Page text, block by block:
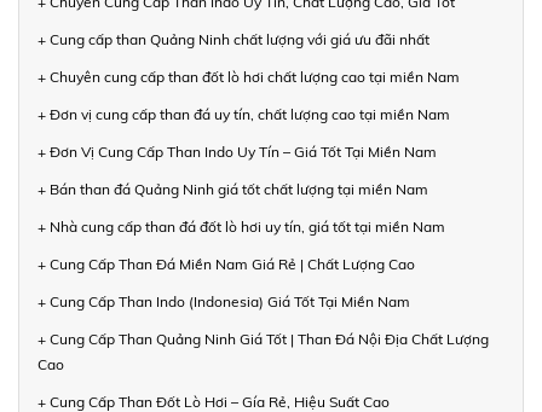
+ Cung cấp than Quảng Ninh chất lượng với giá ưu đãi nhất
+ Chuyên cung cấp than đốt lò hơi chất lượng cao tại miền Nam
+ Đơn vị cung cấp than đá uy tín, chất lượng cao tại miền Nam
+ Đơn Vị Cung Cấp Than Indo Uy Tín – Giá Tốt Tại Miền Nam
+ Bán than đá Quảng Ninh giá tốt chất lượng tại miền Nam
+ Nhà cung cấp than đá đốt lò hơi uy tín, giá tốt tại miền Nam
+ Cung Cấp Than Đá Miền Nam Giá Rẻ | Chất Lượng Cao
+ Cung Cấp Than Indo (Indonesia) Giá Tốt Tại Miền Nam
+ Cung Cấp Than Quảng Ninh Giá Tốt | Than Đá Nội Địa Chất Lượng
Cao
+ Cung Cấp Than Đốt Lò Hơi – Gía Rẻ, Hiệu Suất Cao